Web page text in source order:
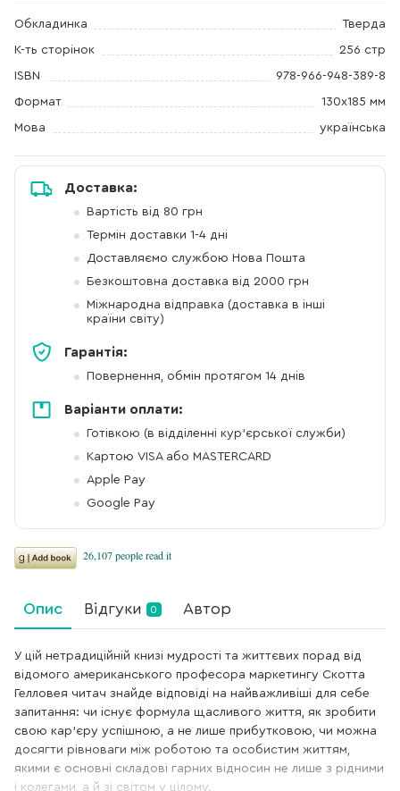
Обкладинка Тверда
К-ть сторінок 256 стр
ISBN 978-966-948-389-8
Формат 130х185 мм
Мова українська
Доставка:
Вартість від 80 грн
Термін доставки 1-4 дні
Доставляємо службою Нова Пошта
Безкоштовна доставка від 2000 грн
Міжнародна відправка (доставка в інші
країни світу)
Гарантія:
Повернення, обмін протягом 14 днів
Варіанти оплати:
Готівкою (в відділенні кур'єрської служби)
Картою VISA або MASTERCARD
Apple Pay
Google Pay
Опис Відгуки 0 Автор
У цій нетрадиційній книзі мудрості та життєвих порад від
відомого американського професора маркетингу Скотта
Гелловея читач знайде відповіді на найважливіші для себе
запитання: чи існує формула щасливого життя, як зробити
свою кар'єру успішною, а не лише прибутковою, чи можна
досягти рівноваги між роботою та особистим життям,
якими є основні складові гарних відносин не лише з рідними
і колегами, а й зі світом у цілому.